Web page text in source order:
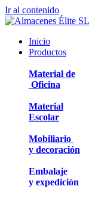
Ir al contenido
Inicio
Productos
Material de
Oficina
Material
Escolar
Mobiliario
y decoración
Embalaje
y expedición